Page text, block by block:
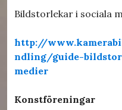
Bildstorlekar i sociala
http://
ndling/guide-
medier
Konstföreningar